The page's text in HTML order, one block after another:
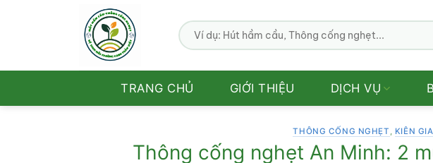
TRANG CHỦ GIỚI THIỆU DỊCH VỤ
THÔNG CỐNG NGHẸT , KIÊN
Thông cống nghẹt An Minh: 2